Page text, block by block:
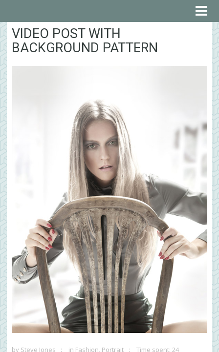
VIDEO POST WITH
BACKGROUND PATTERN
by Steve Jones in Fashion, Portrait
Time spent: 24